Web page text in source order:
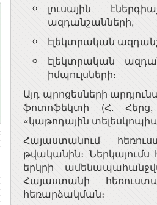
Հայաստանի
Ակադեմիական
գիտահետազոտական
կոմպյուտերային
ցանց
լուսային
ազդանշանների,
էլեկտրական
էլեկտրական
իմպուլսների։
Այդ պրոցեսների
ֆոտոֆեկտի (Հ.
«կաթոդային
Հայաստանում
թվականին։ Ներկայումս
երկրի
Հայաստանի
հեռարձակման։